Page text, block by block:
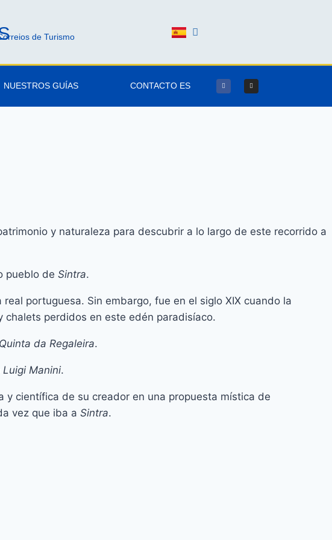
de Turismo
NUESTROS GUÍAS CONTACTO ES
y naturaleza para descubrir a lo largo de este recorrido a
pueblo de Sintra.
portuguesa. Sin embargo, fue en el siglo XIX cuando la
perdidos en este edén paradisíaco.
Quinta da Regaleira.
Luigi Manini.
científica de su creador en una propuesta mística de
vez que iba a Sintra.